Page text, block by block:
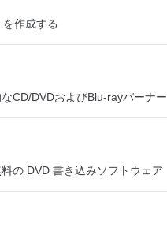
作成する
CD/DVDおよびBlu-rayバーナー
の DVD 書き込みソフトウェア